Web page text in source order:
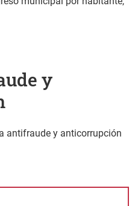
y
antifraude y anticorrupción